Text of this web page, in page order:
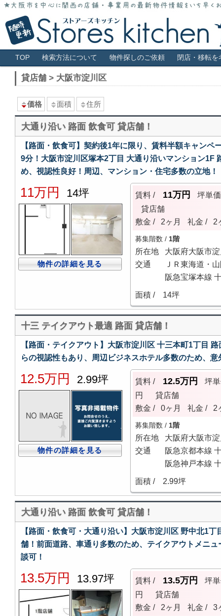
大阪 貸店舗 居抜き物件 スケルトン 飲
大阪市全域・キタ・ミナミ・アメ村・福島・堀江・新町などの貸店舗情報
メインメニュー
TOP 検索方法について 物件探しのご依頼 閉店・移転
貸店舗 > 大阪市淀川区
価格 面積 住所
大通り沿い 路面 飲食可 貸店舗！
【路面・飲食可】契約後1年に限り、賃料半額キャン
9分！大阪市淀川区塚本2丁目 大通り沿いマンション1F
め、視認性良好！周辺、マンション・住宅多数の立地！
11万円 14坪
物件の詳細を見る
賃料 / 11万円
坪単価
貸店舗
敷金 /
2ヶ月 礼金 / 2
募集階数 / 1階
所在地
大阪府大阪市
交通
ＪＲ東海道・
阪急宝塚本線
面積 /
14坪
十三 テイクアウト最適 路面 貸店舗！
【路面・テイクアウト】大阪市淀川区 十三本町1丁目
らの視認性もあり、周辺ビジネスホテル多数のため、
12.5万円 2.99坪
物件の詳細を見る
賃料 / 12.5万円
坪
円
貸店舗
敷金 /
0ヶ月 礼金 / 2
募集階数 / 1階
所在地
大阪府大阪市
交通
阪急京都本線
阪急神戸本線
面積 /
2.99坪
大通り沿い 路面 飲食可 貸店舗！
【路面・飲食可・大通り沿い】大阪市淀川区 野中北1
舗！前面道路、車通り多数のため、テイクアウトメニ
談可！
13.5万円 13.97坪 賃料 / 13.5万円
坪
円
貸店舗
敷金 /
2ヶ月 礼金 / 3